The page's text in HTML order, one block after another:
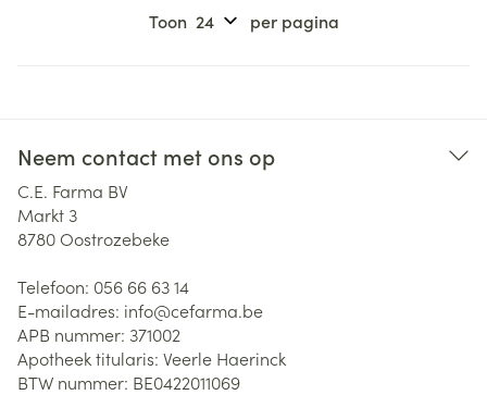
Toon per pagina
Neem contact met ons op
C.E. Farma BV
Markt 3
8780Oostrozebeke
Telefoon: 056 66 63 14
E-mailadres: info@cefarma.be
APB nummer: 371002
Apotheek titularis: Veerle Haerinck
BTW nummer: BE0422011069